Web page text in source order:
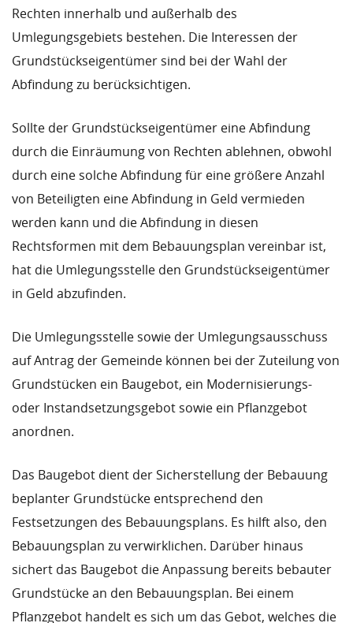
Rechten innerhalb und außerhalb des
Umlegungsgebiets bestehen. Die Interessen der
Grundstückseigentümer sind bei der Wahl der
Abfindung zu berücksichtigen.
Sollte der Grundstückseigentümer eine Abfindung
durch die Einräumung von Rechten ablehnen, obwohl
durch eine solche Abfindung für eine größere Anzahl
von Beteiligten eine Abfindung in Geld vermieden
werden kann und die Abfindung in diesen
Rechtsformen mit dem Bebauungsplan vereinbar ist,
hat die Umlegungsstelle den Grundstückseigentümer
in Geld abzufinden.
Die Umlegungsstelle sowie der Umlegungsausschuss
auf Antrag der Gemeinde können bei der Zuteilung von
Grundstücken ein Baugebot, ein Modernisierungs-
oder Instandsetzungsgebot sowie ein Pflanzgebot
anordnen.
Das Baugebot dient der Sicherstellung der Bebauung
beplanter Grundstücke entsprechend den
Festsetzungen des Bebauungsplans. Es hilft also, den
Bebauungsplan zu verwirklichen. Darüber hinaus
sichert das Baugebot die Anpassung bereits bebauter
Grundstücke an den Bebauungsplan. Bei einem
Pflanzgebot handelt es sich um das Gebot, welches die